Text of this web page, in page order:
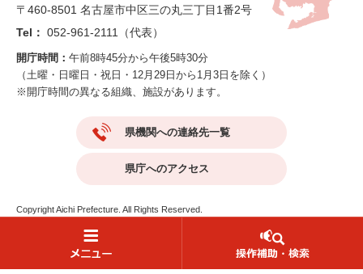
読み上げ・ふりがな
〒460-8501 名古屋市中区三の丸三丁目1番2号
Tel： 052-961-2111（代表）
開庁時間： 午前8時45分から午後5時30分
（土曜・日曜日・祝日・12月29日から1月3日を除く）
※開庁時間の異なる組織、施設があります。
県機関への連絡先一覧
県庁へのアクセス
Copyright Aichi Prefecture. All Rights Reserved.